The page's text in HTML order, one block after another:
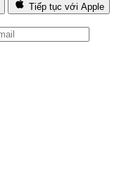
Tiếp tục với Apple